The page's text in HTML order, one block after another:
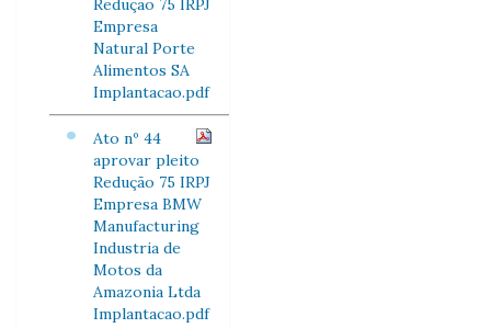
Redução 75 IRPJ
Empresa
Natural Porte
Alimentos SA
Implantacao.pdf
Ato nº 44
aprovar pleito
Redução 75 IRPJ
Empresa BMW
Manufacturing
Industria de
Motos da
Amazonia Ltda
Implantacao.pdf